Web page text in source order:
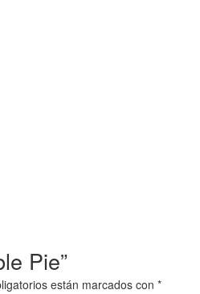
Pie”
están marcados con *